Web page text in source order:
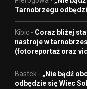
Tarnobrzegu
Kibic - Coraz bliżej
nastroje w
(fotoreportaż oraz
Bastek - „Nie bądź
odbędzie się Wiec